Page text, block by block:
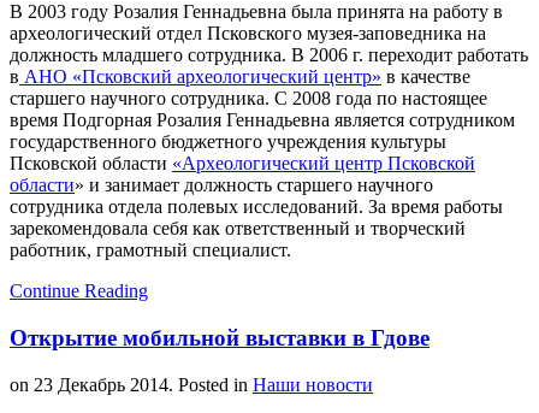
В 2003 году Розалия Геннадьевна была принята на работу в
археологический отдел Псковского музея-заповедника на
должность младшего сотрудника. В 2006 г. переходит работать
в АНО «Псковский археологический центр» в качестве
старшего научного сотрудника. С 2008 года по настоящее
время Подгорная Розалия Геннадьевна является сотрудником
государственного бюджетного учреждения культуры
Псковской области «Археологический центр Псковской
области» и занимает должность старшего научного
сотрудника отдела полевых исследований. За время работы
зарекомендовала себя как ответственный и творческий
работник, грамотный специалист.
Continue Reading
Открытие мобильной выставки в Гдове
on 23 Декабрь 2014. Posted in Наши новости